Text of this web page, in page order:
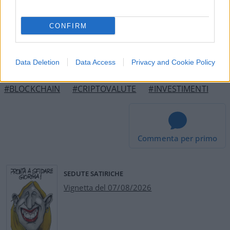
CONFIRM
Data Deletion Data Access Privacy and Cookie Policy
criptovalute
#BLOCKCHAIN #CRIPTOVALUTE #INVESTIMENTI
Commenta per primo
SEDUTE SATIRICHE
Vignetta del 07/08/2026